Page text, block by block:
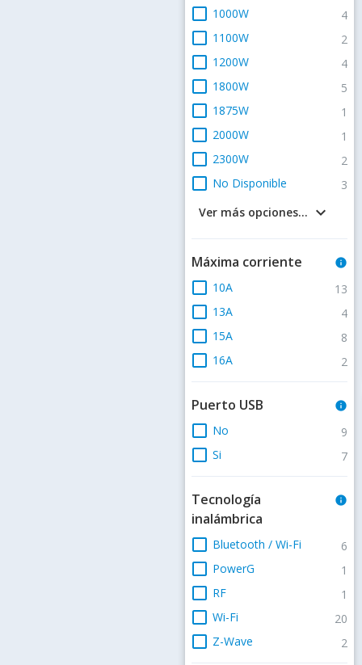
check_box_outline_blank 1000W 4
check_box_outline_blank 1100W 2
check_box_outline_blank 1200W 4
check_box_outline_blank 1800W 5
check_box_outline_blank 1875W 1
check_box_outline_blank 2000W 1
check_box_outline_blank 2300W 2
check_box_outline_blank No Disponible 3
keyboard_arrow_down
Ver más opciones...
Máxima corriente info
check_box_outline_blank 10A 13
check_box_outline_blank 13A 4
check_box_outline_blank 15A 8
check_box_outline_blank 16A 2
Puerto USB info
check_box_outline_blank No 9
check_box_outline_blank Si 7
Tecnología
inalámbrica
info
check_box_outline_blank Bluetooth / Wi-Fi 6
check_box_outline_blank PowerG 1
check_box_outline_blank RF 1
check_box_outline_blank Wi-Fi 20
check_box_outline_blank Z-Wave 2